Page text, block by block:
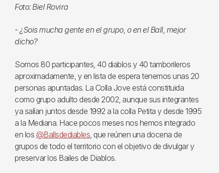
Foto: Biel Rovira
- ¿Sois mucha gente en el grupo, o en el Ball, mejor
dicho?
Somos 80 participantes, 40 diablos y 40 tamborileros
aproximadamente, y en lista de espera tenemos unas 20
personas apuntadas. La Colla Jove está constituida
como grupo adulto desde 2002, aunque sus integrantes
ya salían juntos desde 1992 a la colla Petita y desde 1995
a la Mediana. Hace pocos meses nos hemos integrado
en los @Ballsdediables , que reúnen una docena de
grupos de todo el territorio con el objetivo de divulgar y
preservar los Bailes de Diablos.